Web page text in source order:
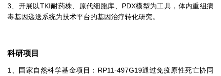
3、开展以TKI耐药株、原代细胞库、PDX模型为工具，体内重组病
毒基因递送系统为技术平台的基因治疗转化研究。
科研项目
1、国家自然科学基金项目：RP11-497G19通过免疫原性死亡协同